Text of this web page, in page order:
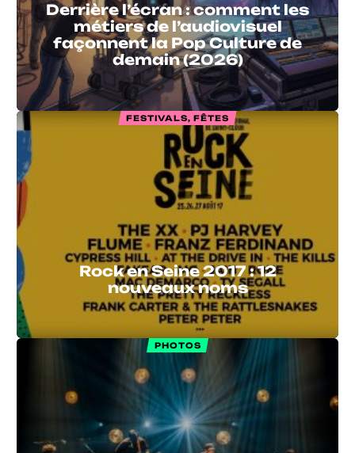
Derrière l’écran : comment les
métiers de l’audiovisuel
façonnent la Pop Culture de
demain (2026)
FESTIVALS, FÊTES
Rock en Seine 2017 : 12
nouveaux noms
PHOTOS